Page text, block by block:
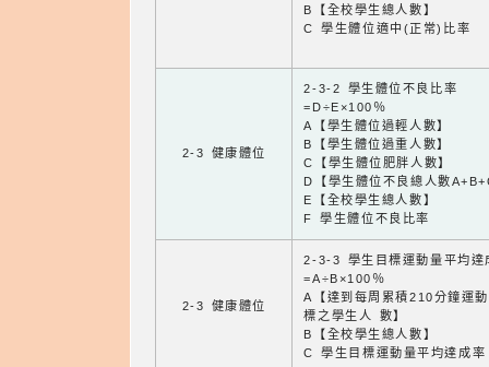
B【全校學生總人數】
C 學生體位適中(正常)比率
2-3 健康體位
2-3-2 學生體位不良比率
=D÷E×100％
A【學生體位過輕人數】
B【學生體位過重人數】
C【學生體位肥胖人數】
D【學生體位不良總人數
E【全校學生總人數】
F 學生體位不良比率
2-3 健康體位
2-3-3 學生目標運動量平均達
=A÷B×100％
A【達到每周累積210分鐘運
標之學生人 數】
B【全校學生總人數】
C 學生目標運動量平均達成率